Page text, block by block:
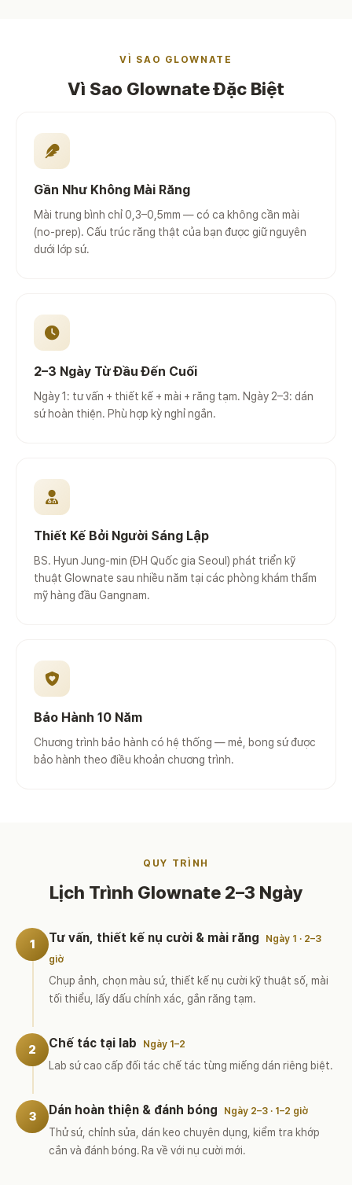
VÌ SAO GLOWNATE
Vì Sao Glownate Đặc Biệt
Gần Như Không Mài Răng
Mài trung bình chỉ 0,3–0,5mm — có ca không cần mài
(no-prep). Cấu trúc răng thật của bạn được giữ nguyên
dưới lớp sứ.
2–3 Ngày Từ Đầu Đến Cuối
Ngày 1: tư vấn + thiết kế + mài + răng tạm. Ngày 2–3: dán
sứ hoàn thiện. Phù hợp kỳ nghỉ ngắn.
Thiết Kế Bởi Người Sáng Lập
BS. Hyun Jung-min (ĐH Quốc gia Seoul) phát triển kỹ
thuật Glownate sau nhiều năm tại các phòng khám thẩm
mỹ hàng đầu Gangnam.
Bảo Hành 10 Năm
Chương trình bảo hành có hệ thống — mẻ, bong sứ được
bảo hành theo điều khoản chương trình.
QUY TRÌNH
Lịch Trình Glownate 2–3 Ngày
1 Tư vấn, thiết kế nụ cười & mài răng
Ngày 1 · 2–3
giờ
Chụp ảnh, chọn màu sứ, thiết kế nụ cười kỹ thuật số, mài
tối thiểu, lấy dấu chính xác, gắn răng tạm.
2 Chế tác tại lab Ngày 1–2
Lab sứ cao cấp đối tác chế tác từng miếng dán riêng biệt.
3 Dán hoàn thiện & đánh bóng Ngày 2–3 · 1–2 giờ
Thử sứ, chỉnh sửa, dán keo chuyên dụng, kiểm tra khớp
cắn và đánh bóng. Ra về với nụ cười mới.